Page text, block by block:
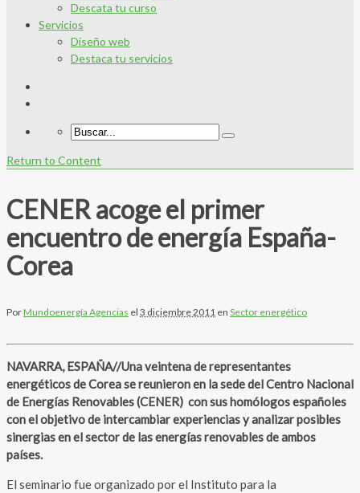
Descata tu curso
Servicios
Diseño web
Destaca tu servicios
Return to Content
CENER acoge el primer
encuentro de energía España-
Corea
PorMundoenergía Agencias el 3 diciembre 2011 en Sector energético
NAVARRA, ESPAÑA//Una veintena de representantes
energéticos de Corea se reunieron en la sede del Centro Nacional
de Energías Renovables (CENER) con sus homólogos españoles
con el objetivo de intercambiar experiencias y analizar posibles
sinergias en el sector de las energías renovables de ambos
países.
El seminario fue organizado por el Instituto para la